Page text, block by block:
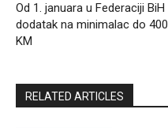
Od 1. januara u Federaciji BiH
dodatak na minimalac do 400
KM
RELATED ARTICLES